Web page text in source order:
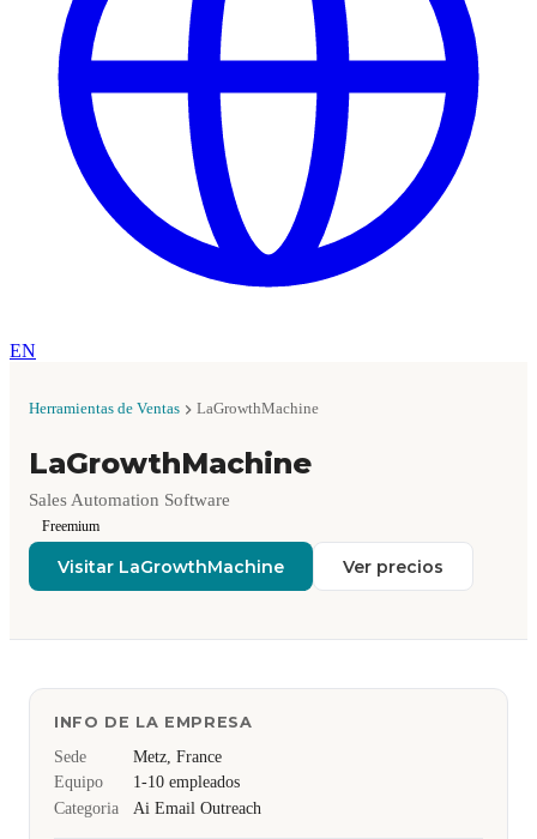
EN
Herramientas de Ventas LaGrowthMachine
LaGrowthMachine
Sales Automation Software
Freemium
Visitar LaGrowthMachine Ver precios
INFO DE LA EMPRESA
Sede
Metz, France
Equipo
1-10 empleados
Categoria
Ai Email Outreach